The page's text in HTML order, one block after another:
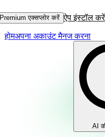
Premium एक्सप्लोर करें ऐप इंस्टॉल करें
होमअपना अकाउंट मैनज करना
AI